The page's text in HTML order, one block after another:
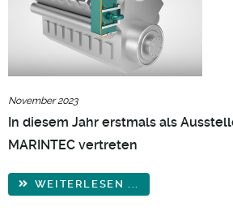
November 2023
In diesem Jahr erstmals als
MARINTEC vertreten
WEITERLESEN ...